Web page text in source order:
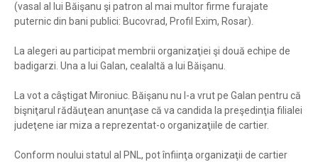
(vasal al lui Băişanu şi patron al mai multor firme furajate
puternic din bani publici: Bucovrad, Profil Exim, Rosar).
La alegeri au participat membrii organizaţiei şi două echipe de
badigarzi. Una a lui Galan, cealaltă a lui Băişanu.
La vot a câştigat Mironiuc. Băişanu nu l-a vrut pe Galan pentru că
bişniţarul rădăuţean anunţase că va candida la preşedinţia filialei
judeţene iar miza a reprezentat-o organizaţiile de cartier.
Conform noului statul al PNL, pot înfiinţa organizaţii de cartier